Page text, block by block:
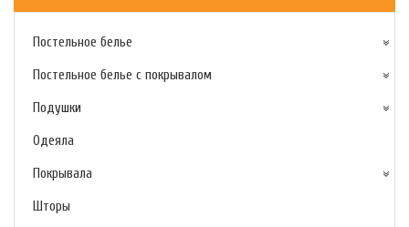
Постельное белье
Постельное белье с покрывалом
Подушки
Одеяла
Покрывала
Шторы